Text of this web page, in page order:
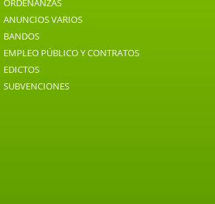
ORDENANZAS
ANUNCIOS VARIOS
BANDOS
EMPLEO PÚBLICO Y CONTRATOS
EDICTOS
SUBVENCIONES